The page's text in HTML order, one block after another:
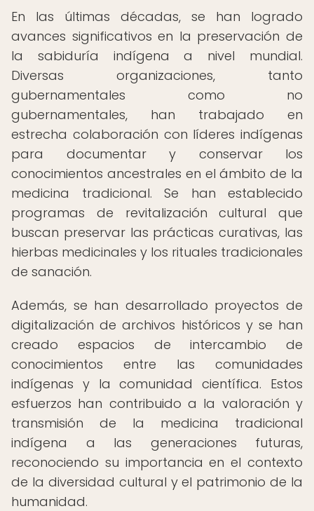
En las últimas décadas, se han logrado
avances significativos en la preservación de
la sabiduría indígena a nivel mundial.
Diversas organizaciones, tanto
gubernamentales como no
gubernamentales, han trabajado en
estrecha colaboración con líderes indígenas
para documentar y conservar los
conocimientos ancestrales en el ámbito de la
medicina tradicional. Se han establecido
programas de revitalización cultural que
buscan preservar las prácticas curativas, las
hierbas medicinales y los rituales tradicionales
de sanación.
Además, se han desarrollado proyectos de
digitalización de archivos históricos y se han
creado espacios de intercambio de
conocimientos entre las comunidades
indígenas y la comunidad científica. Estos
esfuerzos han contribuido a la valoración y
transmisión de la medicina tradicional
indígena a las generaciones futuras,
reconociendo su importancia en el contexto
de la diversidad cultural y el patrimonio de la
humanidad.